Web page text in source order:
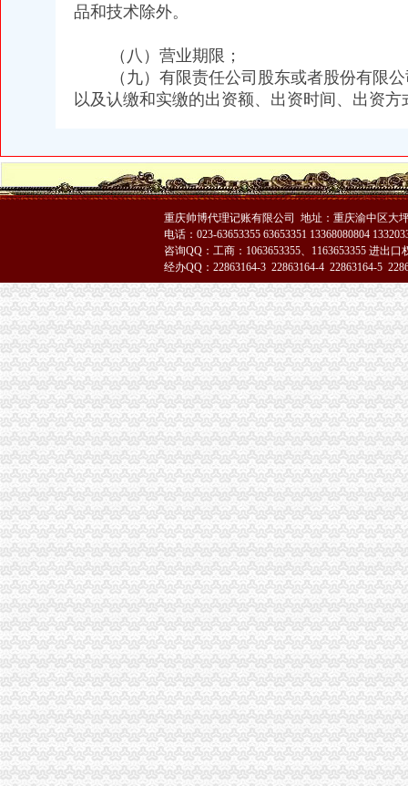
品和技术除外。
（八）营业期限；
（九）有限责任公司股东或者股份有限公
以及认缴和实缴的出资额、出资时间、出资方
重庆帅博代理记账有限公司 地址：重庆渝中区大
电话：023-63653355 63653351 13368080804
咨询QQ：工商：1063653355、1163653355 进出
经办QQ：22863164-3 22863164-4 22863164-5